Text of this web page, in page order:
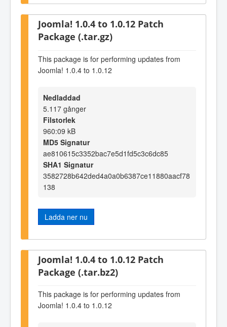
Joomla! 1.0.4 to 1.0.12 Patch
Package (.tar.gz)
This package is for performing updates from
Joomla! 1.0.4 to 1.0.12
Nedladdad
5.117 gånger
Filstorlek
960:09 kB
MD5 Signatur
ae810615c3352bac7e5d1fd5c3c6dc85
SHA1 Signatur
3582728b642ded4a0a0b6387ce11880aacf78
138
Ladda ner nu
Joomla! 1.0.4 to 1.0.12 Patch
Package (.tar.bz2)
This package is for performing updates from
Joomla! 1.0.4 to 1.0.12